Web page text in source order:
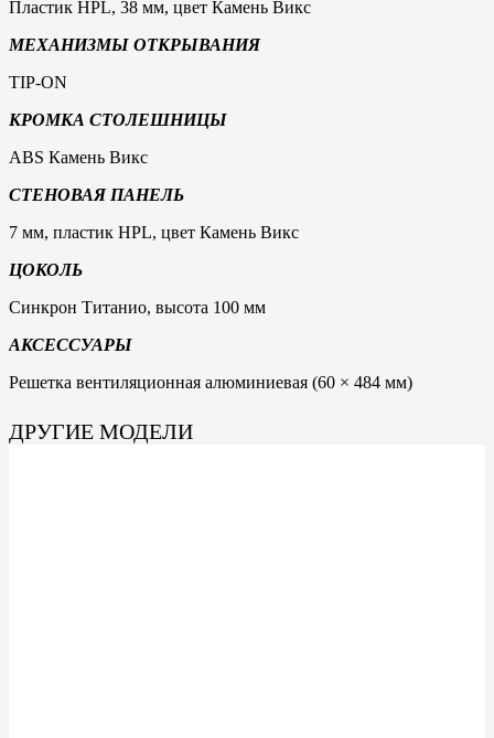
Пластик HPL, 38 мм, цвет Камень Викс
МЕХАНИЗМЫ ОТКРЫВАНИЯ
TIP-ON
КРОМКА СТОЛЕШНИЦЫ
ABS Камень Викс
СТЕНОВАЯ ПАНЕЛЬ
7 мм, пластик HPL, цвет Камень Викс
ЦОКОЛЬ
Синкрон Титанио, высота 100 мм
АКСЕССУАРЫ
Решетка вентиляционная алюминиевая (60 × 484 мм)
ДРУГИЕ МОДЕЛИ